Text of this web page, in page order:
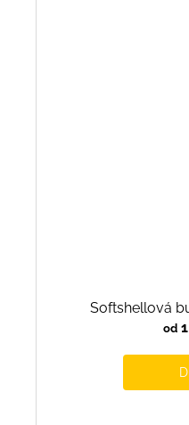
Softshellová
od